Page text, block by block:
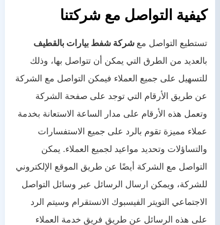
كيفية التواصل مع شركتنا
تستطيع التواصل مع شركة شفط بيارات بالقطيف
بالعديد من الطرق التي يمكن أن تتواصل بها، وذلك
للتسهيل على جميع العملاء فيمكن التواصل مع الشركة
عن طريق الأرقام التي توجد على صفحة الشركة
وتعمل هذه الأرقام على مدار الساعة الاستعانة بخدمة
عملاء مميزة تقوم بالرد على جميع الاستفسارات
والتساؤلات وتحديد مواعيد لجميع العملاء. يمكن
التواصل مع الشركة أيضًا عن طريق الموقع الإلكتروني
للشركة، ويمكن ارسال الرسائل عبر وسائل التواصل
الاجتماعي التويتر الفيسبوك الانستقرام وسيتم الرد
على هذه الرسائل عن طريق فريق خدمة العملاء